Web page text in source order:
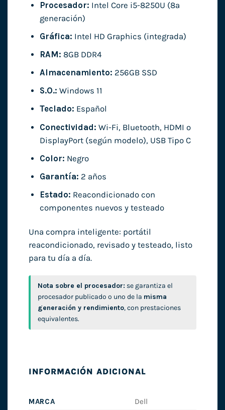
Procesador: Intel Core i5-8250U (8ª
generación)
Gráfica: Intel HD Graphics (integrada)
RAM: 8GB DDR4
Almacenamiento: 256GB SSD
S.O.: Windows 11
Teclado: Español
Conectividad: Wi-Fi, Bluetooth, HDMI o
DisplayPort (según modelo), USB Tipo C
Color: Negro
Garantía: 2 años
Estado: Reacondicionado con
componentes nuevos y testeado
Una compra inteligente: portátil
reacondicionado, revisado y testeado, listo
para tu día a día.
Nota sobre el procesador: se garantiza el
procesador publicado o uno de la misma
generación y rendimiento, con prestaciones
equivalentes.
INFORMACIÓN ADICIONAL
MARCA
Dell